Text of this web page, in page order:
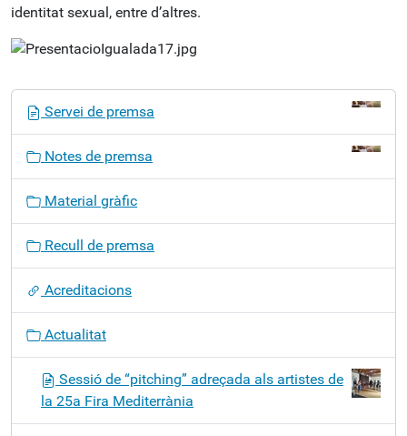
identitat sexual, entre d’altres.
ó
Servei de premsa
Notes de premsa
Material gràfic
Recull de premsa
Acreditacions
Actualitat
Sessió de “pitching” adreçada als artistes de
la 25a Fira Mediterrània